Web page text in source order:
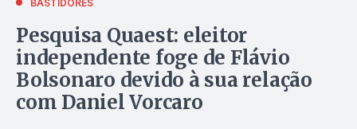
BASTIDORES
Pesquisa Quaest: eleitor
independente foge de Flávio
Bolsonaro devido à sua relação
com Daniel Vorcaro